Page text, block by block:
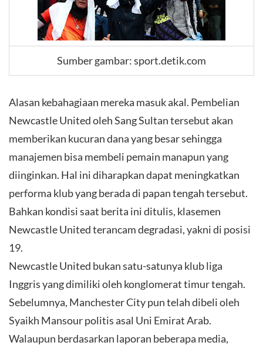
Sumber gambar: sport.detik.com
Alasan kebahagiaan mereka masuk akal. Pembelian
Newcastle United oleh Sang Sultan tersebut akan
memberikan kucuran dana yang besar sehingga
manajemen bisa membeli pemain manapun yang
diinginkan. Hal ini diharapkan dapat meningkatkan
performa klub yang berada di papan tengah tersebut.
Bahkan kondisi saat berita ini ditulis, klasemen
Newcastle United terancam degradasi, yakni di posisi
19.
Newcastle United bukan satu-satunya klub liga
Inggris yang dimiliki oleh konglomerat timur tengah.
Sebelumnya, Manchester City pun telah dibeli oleh
Syaikh Mansour politis asal Uni Emirat Arab.
Walaupun berdasarkan laporan beberapa media,